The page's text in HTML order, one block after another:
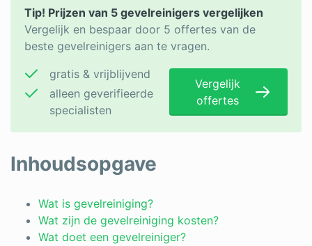
Tip! Prijzen van 5 gevelreinigers vergelijken
Vergelijk en bespaar door 5 offertes van de
beste gevelreinigers aan te vragen.
gratis & vrijblijvend
alleen geverifieerde
specialisten
Vergelijk
offertes
Inhoudsopgave
Wat is gevelreiniging?
Wat zijn de gevelreiniging kosten?
Wat doet een gevelreiniger?